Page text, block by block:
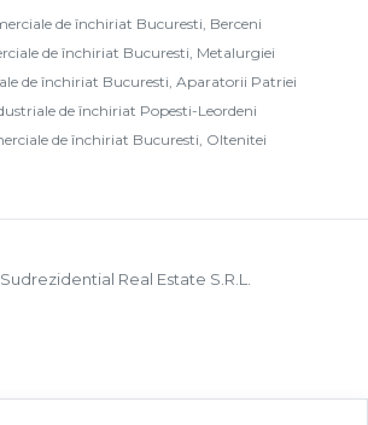
de închiriat Bucuresti, Berceni
de închiriat Bucuresti, Metalurgiei
de închiriat Bucuresti, Aparatorii Patriei
de închiriat Popesti-Leordeni
de închiriat Bucuresti, Oltenitei
Real Estate S.R.L.